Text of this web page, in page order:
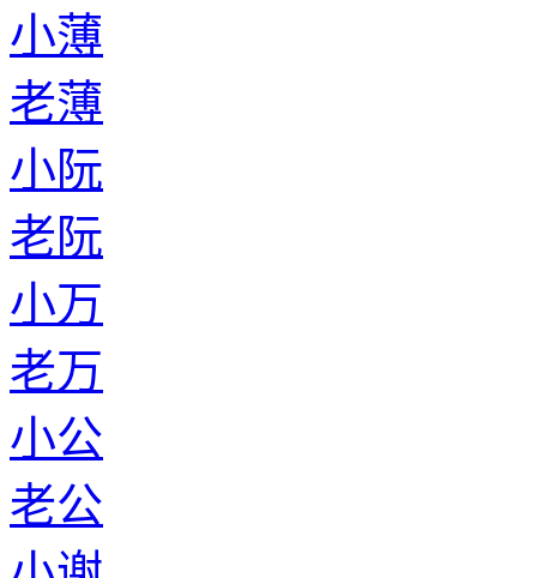
小薄
老薄
小阮
老阮
小万
老万
小公
老公